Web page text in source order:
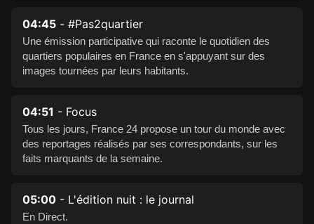
04:45 - #Pas2quartier
Une émission participative qui raconte le quotidien des
quartiers populaires en France en s'appuyant sur des
images tournées par leurs habitants.
04:51 - Focus
Tous les jours, France 24 propose un tour du monde avec
des reportages réalisés par ses correspondants, sur les
faits marquants de la semaine.
05:00 - L'édition nuit : le journal
En Direct.